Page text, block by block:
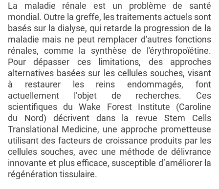
La maladie rénale est un problème de santé
mondial. Outre la greffe, les traitements actuels sont
basés sur la dialyse, qui retarde la progression de la
maladie mais ne peut remplacer d'autres fonctions
rénales, comme la synthèse de l'érythropoïétine.
Pour dépasser ces limitations, des approches
alternatives basées sur les cellules souches, visant
à restaurer les reins endommagés, font
actuellement l’objet de recherches. Ces
scientifiques du Wake Forest Institute (Caroline
du Nord) décrivent dans la revue Stem Cells
Translational Medicine, une approche prometteuse
utilisant des facteurs de croissance produits par les
cellules souches, avec une méthode de délivrance
innovante et plus efficace, susceptible d’améliorer la
régénération tissulaire.